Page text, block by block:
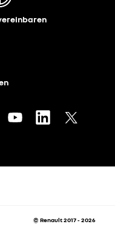
© Renault 2017 - 2026